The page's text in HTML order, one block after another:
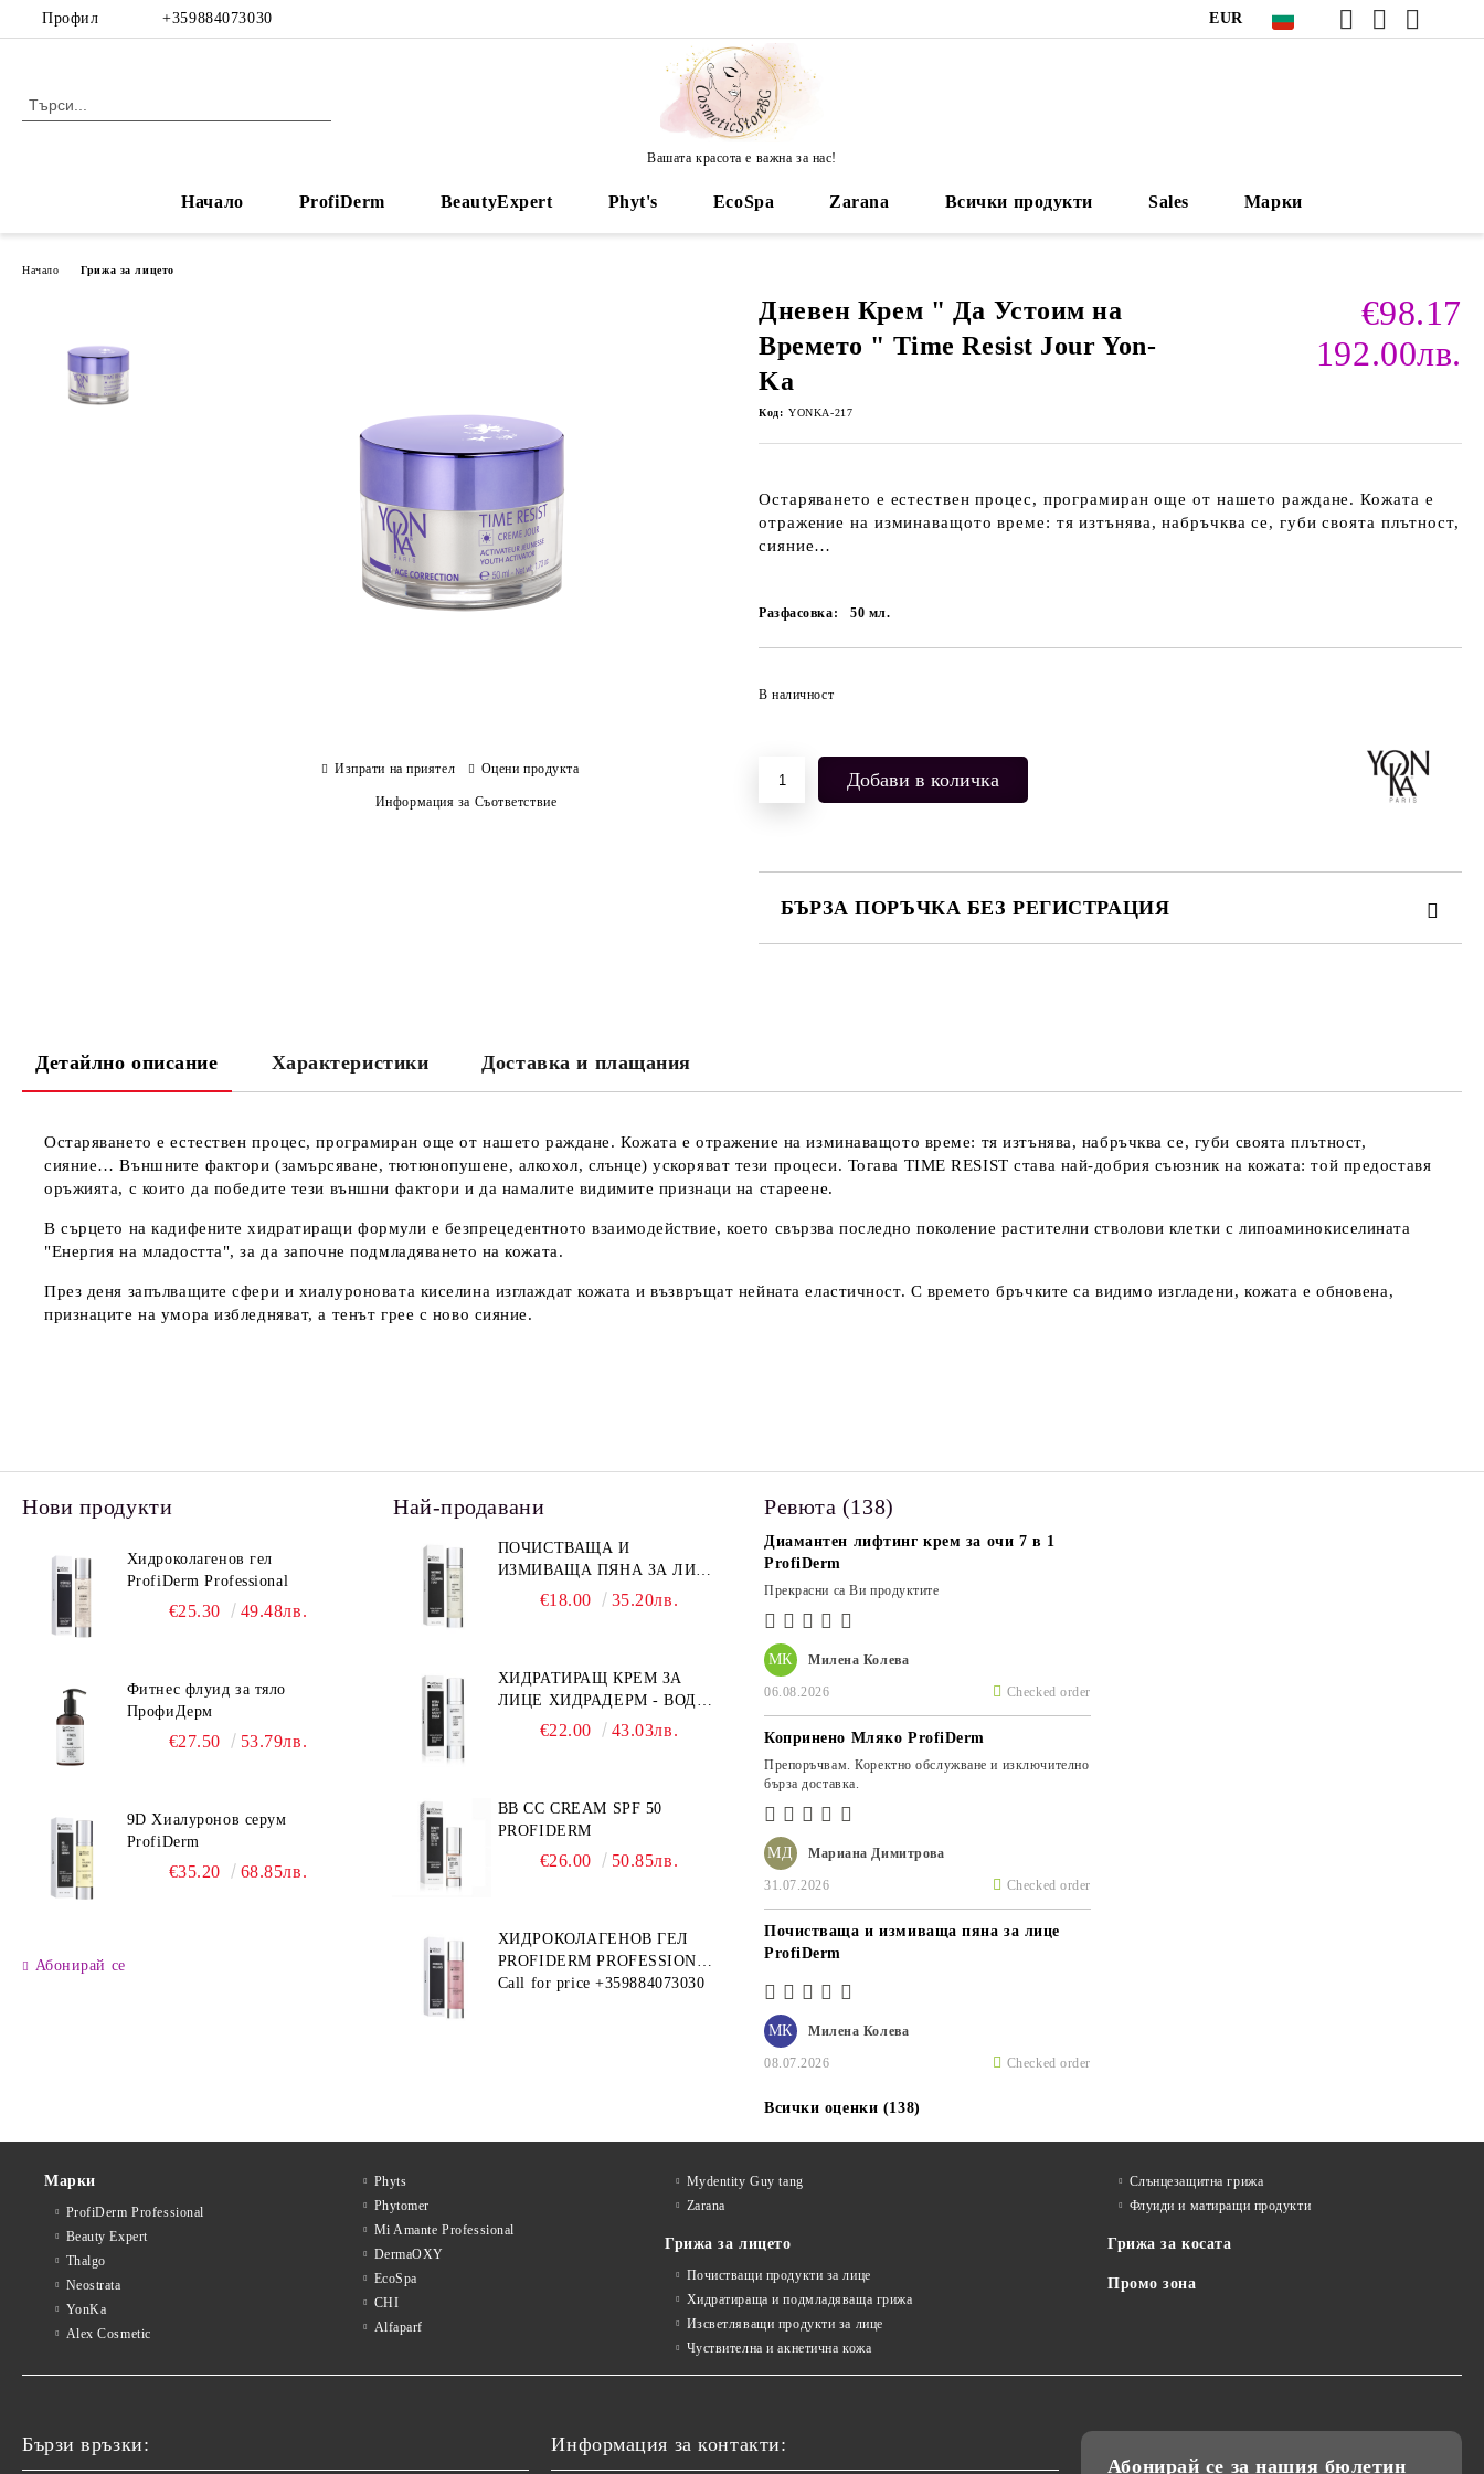
Профил +359884073030 EUR
Вашата красота е важна за нас!
Начало ProfiDerm BeautyExpert Phyt's EcoSpa Zarana Всички продукти Sales Марки
Начало Грижа за лицето
Дневен Крем " Да Устоим на
Времето " Time Resist Jour Yon-
Ka
€98.17
192.00лв.
Код: YONKA-217
Остаряването е естествен процес, програмиран още от нашето раждане. Кожата е
отражение на изминаващото време: тя изтънява, набръчква се, губи своята плътност,
сияние…
Разфасовка: 50 мл.
В наличност
БЪРЗА ПОРЪЧКА БЕЗ РЕГИСТРАЦИЯ
Изпрати на приятел Оцени продукта
Информация за Съответствие
Детайлно описание Характеристики Доставка и плащания
Остаряването е естествен процес, програмиран още от нашето раждане. Кожата е отражение на изминаващото време: тя изтънява, набръчква се, губи своята плътност,
сияние… Външните фактори (замърсяване, тютюнопушене, алкохол, слънце) ускоряват тези процеси. Тогава TIME RESIST става най-добрия съюзник на кожата: той предоставя
оръжията, с които да победите тези външни фактори и да намалите видимите признаци на стареене.
В сърцето на кадифените хидратиращи формули е безпрецедентното взаимодействие, което свързва последно поколение растителни стволови клетки с липоаминокиселината
"Енергия на младостта", за да започне подмладяването на кожата.
През деня запълващите сфери и хиалуроновата киселина изглаждат кожата и възвръщат нейната еластичност. С времето бръчките са видимо изгладени, кожата е обновена,
признаците на умора избледняват, а тенът грее с ново сияние.
Нови продукти
Хидроколагенов гел
ProfiDerm Professional
€25.30 49.48лв.
Фитнес флуид за тяло
ПрофиДерм
€27.50 53.79лв.
9D Хиалуронов серум
ProfiDerm
€35.20 68.85лв.
Абонирай се
Най-продавани
ПОЧИСТВАЩА И
ИЗМИВАЩА ПЯНА ЗА ЛИЦЕ
PROFIDERM
€18.00 35.20лв.
ХИДРАТИРАЩ КРЕМ ЗА
ЛИЦЕ ХИДРАДЕРМ - ВОДЕН
МАГНИТ PROFIDERM
€22.00 43.03лв.
BB CC CREAM SPF 50
PROFIDERM
€26.00 50.85лв.
ХИДРОКОЛАГЕНОВ ГЕЛ
PROFIDERM PROFESSIONAL
– ПРОДУКТ ЗА ДЪЛБОКА
Call for price +359884073030
Ревюта (138)
МК Милена Колева
06.08.2026 Checked order
Диамантен лифтинг крем за очи 7 в 1
ProfiDerm
Прекрасни са Ви продуктите
МД Мариана Димитрова
31.07.2026 Checked order
Копринено Мляко ProfiDerm
Препоръчвам. Коректно обслужване и изключително
бърза доставка.
МК Милена Колева
08.07.2026 Checked order
Почистваща и измиваща пяна за лице
ProfiDerm
Всички оценки (138)
Марки
ProfiDerm Professional
Beauty Expert
Thalgo
Neostrata
YonKa
Alex Cosmetic
Phyts
Phytomer
Mi Amante Professional
DermaOXY
EcoSpa
CHI
Alfaparf
Mydentity Guy tang
Zarana
Грижа за лицето
Почистващи продукти за лице
Хидратираща и подмладяваща грижа
Изсветляващи продукти за лице
Чуствителна и акнетична кожа
Слънцезащитна грижа
Флуиди и матиращи продукти
Грижа за косата
Промо зона
Бързи връзки:
Информация за контакти:
Абонирай се за нашия бюлетин